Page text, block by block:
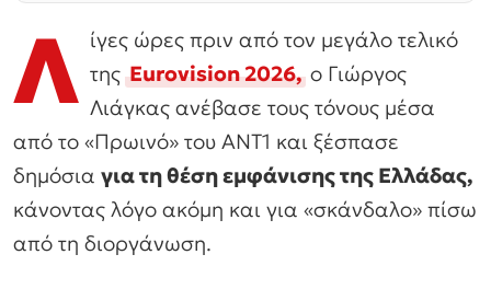
Λ ίγες ώρες πριν από τον μεγάλο τελικό
τηςEurovision 2026,ο Γιώργος
Λιάγκας ανέβασε τους τόνους μέσα
από το «Πρωινό» του ΑΝΤ1 και ξέσπασε
δημόσια για τη θέση εμφάνισης της Ελλάδας,
κάνοντας λόγο ακόμη και για «σκάνδαλο» πίσω
από τη διοργάνωση.